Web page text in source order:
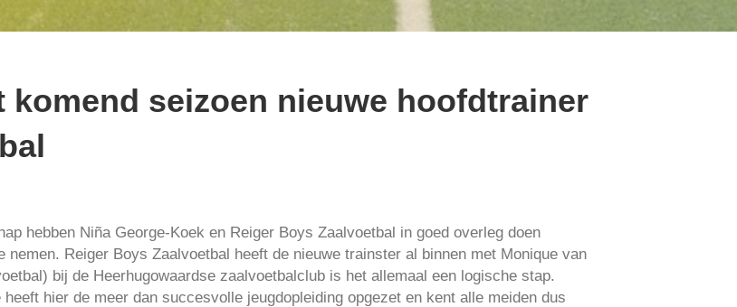
komend seizoen nieuwe hoofdtrainer
hebben Niña George-Koek en Reiger Boys Zaalvoetbal in goed overleg doen
Reiger Boys Zaalvoetbal heeft de nieuwe trainster al binnen met Monique van
bij de Heerhugowaardse zaalvoetbalclub is het allemaal een logische stap.
hier de meer dan succesvolle jeugdopleiding opgezet en kent alle meiden dus